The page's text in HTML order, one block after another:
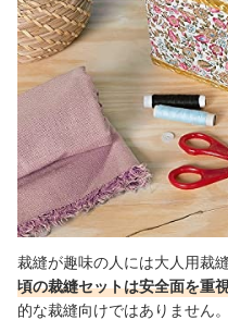
裁縫が趣味の人には大人用裁
頃の裁縫セットは安全面を重
的な裁縫向けではありません